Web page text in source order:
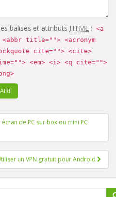
balises et attributs HTML : <a
title=""> <acronym
cite=""> <cite>
<em> <i> <q cite="">
d'article
de PC sur box ou mini PC
un VPN gratuit pour Android